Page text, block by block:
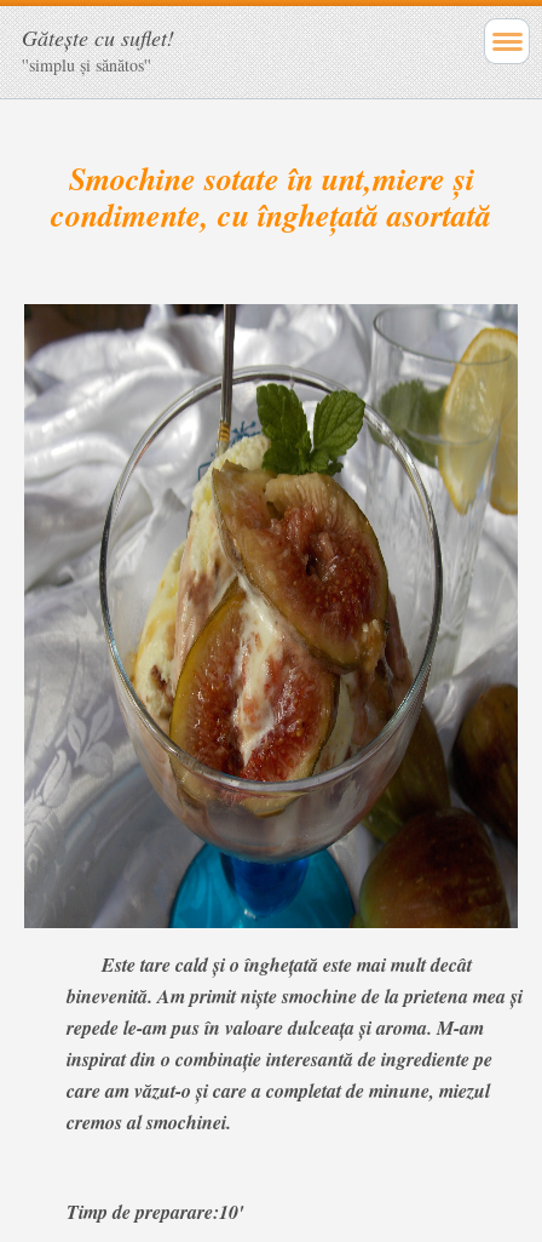
Găteşte cu suflet!
''simplu şi sănătos''
Smochine sotate în unt,miere și
condimente, cu înghețată asortată
Este tare cald și o înghețată este mai mult decât
binevenită. Am primit niște smochine de la prietena mea și
repede le-am pus în valoare dulceața și aroma. M-am
inspirat din o combinație interesantă de ingrediente pe
care am văzut-o și care a completat de minune, miezul
cremos al smochinei.
Timp de preparare:10'